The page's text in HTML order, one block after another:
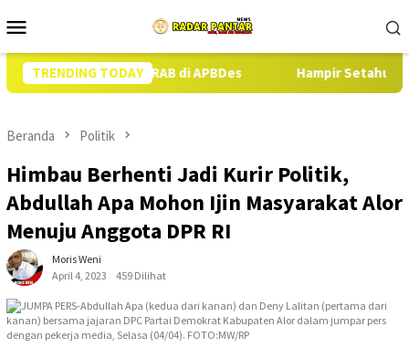
ke
Mobile
TRENDING TODAY
RAB di APBDes Hampir Setahun Jaksa Tangani
Beranda Politik
Himbau Berhenti Jadi Kurir Politik,
Abdullah Apa Mohon Ijin Masyarakat Alor
Menuju Anggota DPR RI
Moris Weni
April 4, 2023
459 Dilihat